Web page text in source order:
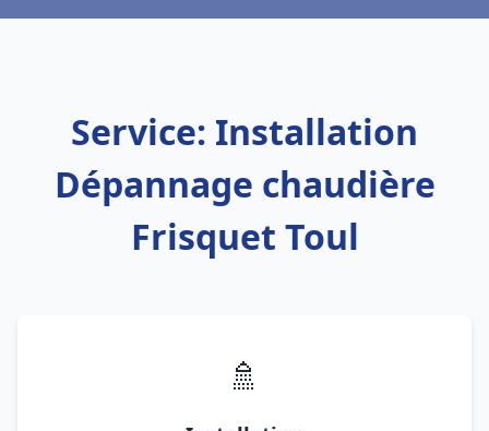
Service: Installation
Dépannage chaudière
Frisquet Toul
🚿